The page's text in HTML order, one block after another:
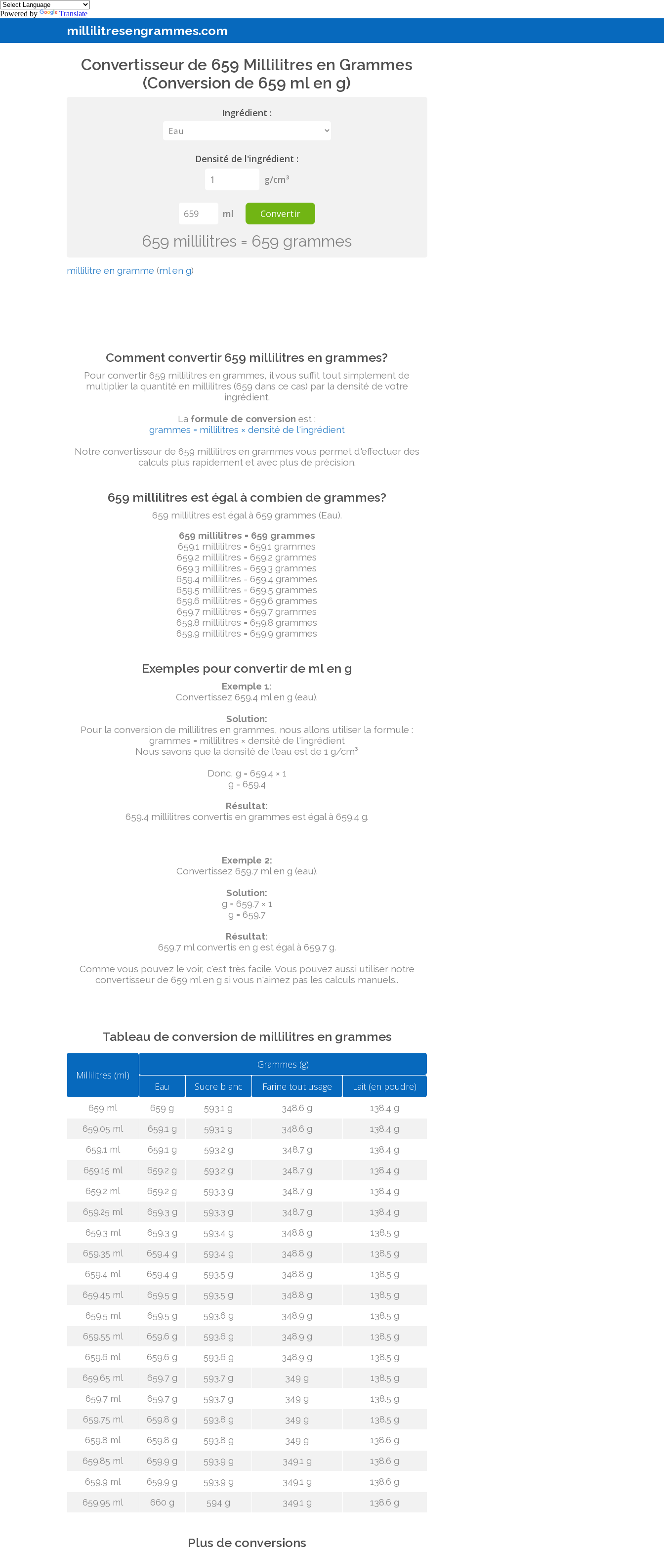
Powered by Translate
millilitresengrammes.com
Convertisseur de 659 Millilitres en Grammes
(Conversion de 659 ml en g)
Ingrédient :
Densité de l'ingrédient :
g/cm³
ml Convertir
659 millilitres = 659 grammes
millilitre en gramme (ml en g)
Comment convertir 659 millilitres en grammes?
Pour convertir 659 millilitres en grammes, il vous suffit tout simplement de
multiplier la quantité en millilitres (659 dans ce cas) par la densité de votre
ingrédient.
La formule de conversion est :
grammes = millilitres × densité de l'ingrédient
Notre convertisseur de 659 millilitres en grammes vous permet d'effectuer des
calculs plus rapidement et avec plus de précision.
659 millilitres est égal à combien de grammes?
659 millilitres est égal à 659 grammes (Eau).
659 millilitres = 659 grammes
659.1 millilitres = 659.1 grammes
659.2 millilitres = 659.2 grammes
659.3 millilitres = 659.3 grammes
659.4 millilitres = 659.4 grammes
659.5 millilitres = 659.5 grammes
659.6 millilitres = 659.6 grammes
659.7 millilitres = 659.7 grammes
659.8 millilitres = 659.8 grammes
659.9 millilitres = 659.9 grammes
Exemples pour convertir de ml en g
Exemple 1:
Convertissez 659.4 ml en g (eau).
Solution:
Pour la conversion de millilitres en grammes, nous allons utiliser la formule :
grammes = millilitres × densité de l'ingrédient
Nous savons que la densité de l'eau est de 1 g/cm³
Donc, g = 659.4 × 1
g = 659.4
Résultat:
659.4 millilitres convertis en grammes est égal à 659.4 g.
Exemple 2:
Convertissez 659.7 ml en g (eau).
Solution:
g = 659.7 × 1
g = 659.7
Résultat:
659.7 ml convertis en g est égal à 659.7 g.
Comme vous pouvez le voir, c'est très facile. Vous pouvez aussi utiliser notre
convertisseur de 659 ml en g si vous n'aimez pas les calculs manuels..
Tableau de conversion de millilitres en grammes
Millilitres (ml)
Grammes (g)
Eau
Sucre blanc Farine tout usage Lait (en poudre)
659 ml 659 g 593.1 g 348.6 g
138.4 g
659.05 ml
659.1 g 593.1 g 348.6 g
138.4 g
659.1 ml
659.1 g 593.2 g 348.7 g
138.4 g
659.15 ml
659.2 g 593.2 g 348.7 g
138.4 g
659.2 ml
659.2 g 593.3 g 348.7 g
138.4 g
659.25 ml
659.3 g 593.3 g 348.7 g
138.4 g
659.3 ml
659.3 g 593.4 g 348.8 g
138.5 g
659.35 ml
659.4 g 593.4 g 348.8 g
138.5 g
659.4 ml
659.4 g 593.5 g 348.8 g
138.5 g
659.45 ml
659.5 g 593.5 g 348.8 g
138.5 g
659.5 ml
659.5 g 593.6 g 348.9 g
138.5 g
659.55 ml
659.6 g 593.6 g 348.9 g
138.5 g
659.6 ml
659.6 g 593.6 g 348.9 g
138.5 g
659.65 ml
659.7 g 593.7 g 349 g
138.5 g
659.7 ml
659.7 g 593.7 g 349 g
138.5 g
659.75 ml
659.8 g 593.8 g 349 g
138.5 g
659.8 ml
659.8 g 593.8 g 349 g
138.6 g
659.85 ml
659.9 g 593.9 g 349.1 g
138.6 g
659.9 ml
659.9 g 593.9 g 349.1 g
138.6 g
659.95 ml
660 g 594 g 349.1 g 138.6 g
Plus de conversions